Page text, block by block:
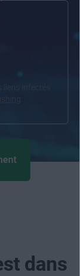
dans